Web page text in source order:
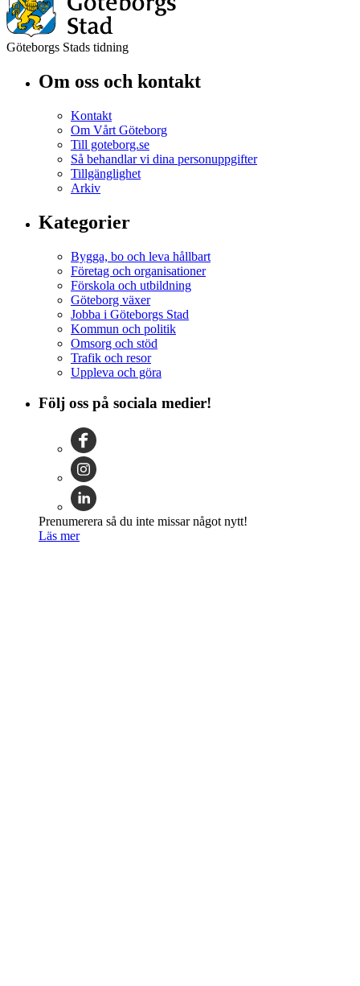
Göteborgs Stads tidning
Om oss och kontakt
Kontakt
Om Vårt Göteborg
Till goteborg.se
Så behandlar vi dina personuppgifter
Tillgänglighet
Arkiv
Kategorier
Bygga, bo och leva hållbart
Företag och organisationer
Förskola och utbildning
Göteborg växer
Jobba i Göteborgs Stad
Kommun och politik
Omsorg och stöd
Trafik och resor
Uppleva och göra
Följ oss på sociala medier!
Prenumerera så du inte missar något nytt!
Läs mer